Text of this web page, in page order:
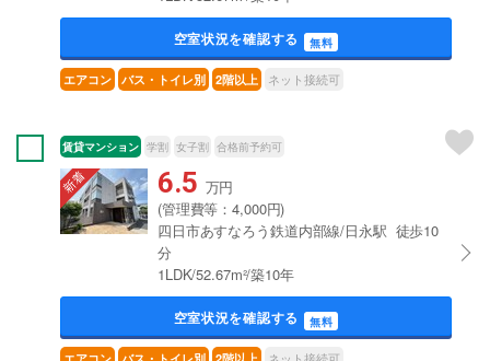
空室状況を確認する 無料
エアコン バス・トイレ別 2階以上 ネット接続可
賃貸マンション 学割 女子割 合格前予約可
6.5 万円
(管理費等：4,000円)
四日市あすなろう鉄道内部線/日永駅 徒歩10
分
1LDK/52.67m²/築10年
空室状況を確認する 無料